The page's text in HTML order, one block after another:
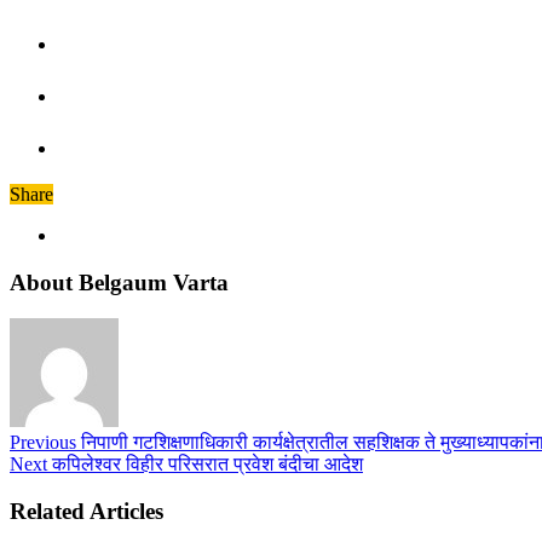
Share
About Belgaum Varta
Previousनिपाणी गटशिक्षणाधिकारी कार्यक्षेत्रातील सहशिक्षक ते
Nextकपिलेश्वर विहीर परिसरात प्रवेश बंदीचा आदेश
Related Articles